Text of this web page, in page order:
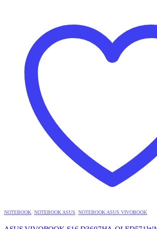
NOTEBOOK NOTEBOOK ASUS NOTEBOOK ASUS VIVOBOOK